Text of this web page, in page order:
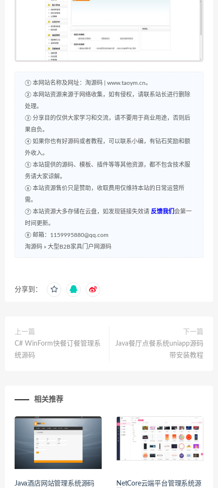
① 本网站名称及网址：淘源码 | www.taoym.cn。
② 本网站资源来源于网络收集，如有侵权，请联系站长进行删除
处理。
③ 分享目的仅供大家学习和交流，请不要用于商业用途，否则后
果自负。
④ 如果你也有好源码或者教程，可以联系小编，有钻石奖励和额
外收入。
⑤ 本站提供的源码、模板、插件等等其他资源，都不包含技术服
务请大家谅解。
⑥ 本站资源售价只是赞助，收取费用仅维持本站的日常运营所
需。
⑦ 本站资源大多存储在云盘，如发现链接失效请 反馈我们会第一
时间更新。
⑧ 邮箱：1159995880@qq.com
淘源码 » 大型B2B家具门户网源码
分享到：
上一篇
C# WinForm快餐订餐管理系
统源码
下一篇
Java餐厅点餐系统uniapp源码
带安装教程
相关推荐
Java酒店网站管理系统源码
NetCore云端平台管理系统源